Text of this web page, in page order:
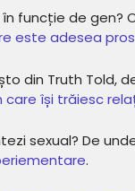
funcție de gen?
este adesea
din Truth Told,
care își trăiesc
sexual? De
.